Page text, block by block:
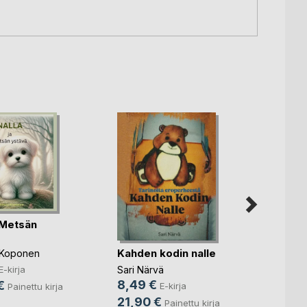
kirja
Painettu kirja
Kahden kodin nalle
Sari Närvä
8,49 € E-kirja
21,90 € Painettu kirja